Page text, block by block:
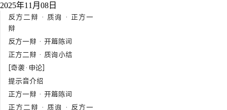
2025年11月08日
反方二辩 · 质询 · 正方一
辩
反方一辩 · 开篇陈词
正方二辩 · 质询小结
[奇袭·申论]
提示音介绍
正方一辩 · 开篇陈词
正方二辩 · 质询 · 反方一